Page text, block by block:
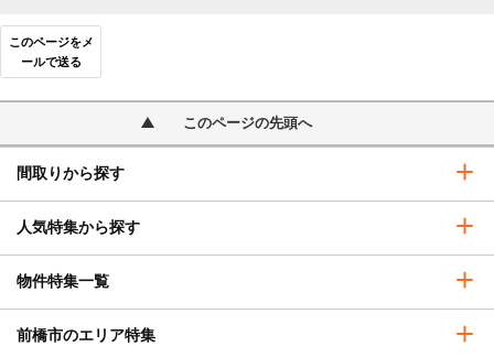
このページをメ
ールで送る
このページの先頭へ
間取りから探す
人気特集から探す
物件特集一覧
前橋市のエリア特集